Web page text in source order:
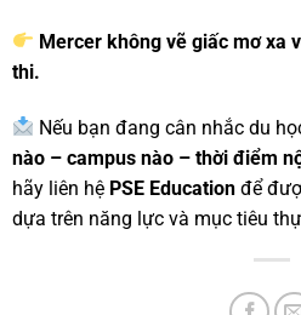
Mercer không vẽ giấc mơ xa
thi.
Nếu bạn đang cân nhắc du
nào – campus nào – thời điểm
hãy liên hệ PSE Education để
dựa trên năng lực và mục tiêu